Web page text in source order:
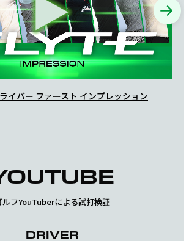
ライバー ファースト インプレッション
ルフYouTuberによる試打検証
DRIVER